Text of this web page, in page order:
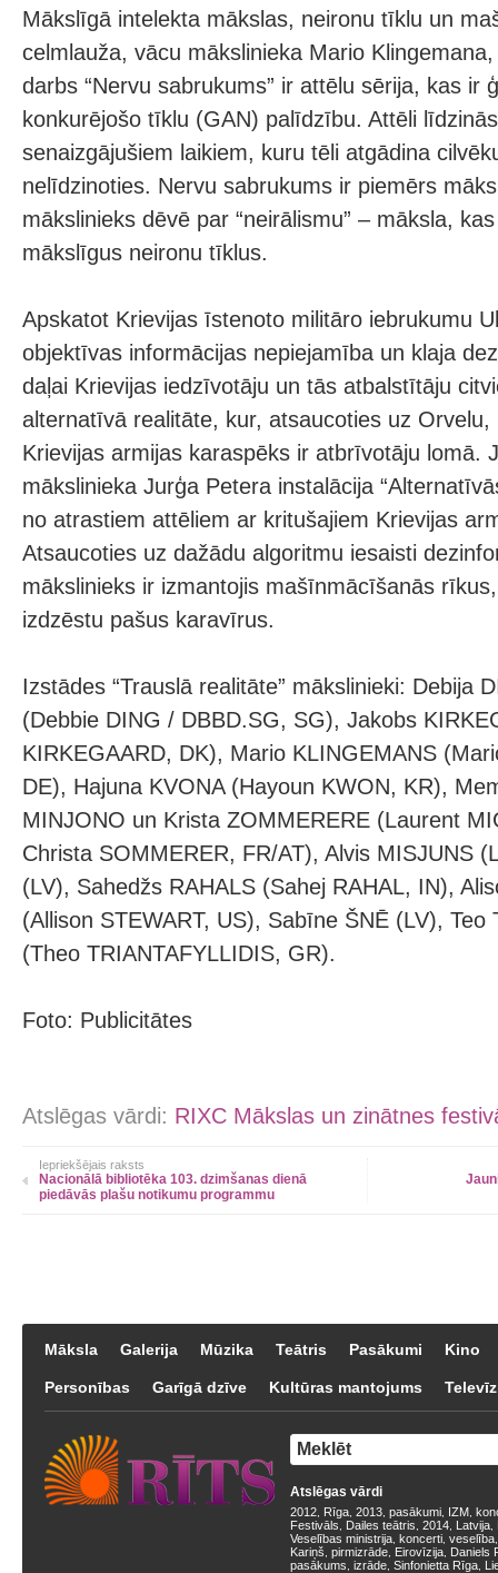
Mākslīgā intelekta mākslas, neironu tīklu un
celmlauža, vācu mākslinieka Mario
darbs “Nervu sabrukums” ir attēlu sērija, kas ir
konkurējošo tīklu (GAN) palīdzību. Attēli
senaizgājušiem laikiem, kuru tēli atgādina
nelīdzinoties. Nervu sabrukums ir piemērs
mākslinieks dēvē par “neirālismu” – māksla,
mākslīgus neironu tīklus.
Apskatot Krievijas īstenoto militāro iebrukumu
objektīvas informācijas nepiejamība un klaja
daļai Krievijas iedzīvotāju un tās atbalstītāju
alternatīvā realitāte, kur, atsaucoties uz
Krievijas armijas karaspēks ir atbrīvotāju lomā.
mākslinieka Jurģa Petera instalācija
no atrastiem attēliem ar kritušajiem Krievijas
Atsaucoties uz dažādu algoritmu iesaisti
mākslinieks ir izmantojis mašīnmācīšanās
izdzēstu pašus karavīrus.
Izstādes “Trauslā realitāte” mākslinieki: Debija
(Debbie DING / DBBD.SG, SG), Jakobs
KIRKEGAARD, DK), Mario KLINGEMANS
DE), Hajuna KVONA (Hayoun KWON, KR),
MINJONO un Krista ZOMMERERE (Laurent
Christa SOMMERER, FR/AT), Alvis MISJUNS
(LV), Sahedžs RAHALS (Sahej RAHAL, IN),
(Allison STEWART, US), Sabīne ŠNĒ (LV), Teo
(Theo TRIANTAFYLLIDIS, GR).
Foto: Publicitātes
Atslēgas vārdi: RIXC Mākslas un zinātnes
Iepriekšējais raksts
Nacionālā bibliotēka 103. dzimšanas dienā
piedāvās plašu notikumu programmu
Māksla Galerija Mūzika Teātris Pasākumi Kino
Personības Garīgā dzīve Kultūras mantojums
Atslēgas vārdi
2012 Rīga 2013 pasākumi IZM
Festivāls
Dailes teātris 2014 Latvija
Veselības ministrija koncerti veselība
Kariņš pirmizrāde Eirovīzija Daniels
pasākums izrāde Sinfonietta Rīga